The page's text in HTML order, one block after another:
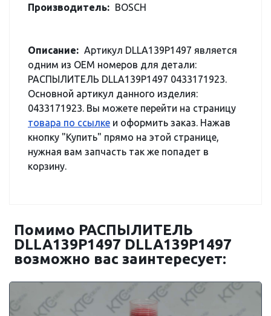
Производитель: BOSCH
Описание: Артикул DLLA139P1497 является
одним из OEM номеров для детали:
РАСПЫЛИТЕЛЬ DLLA139P1497 0433171923.
Основной артикул данного изделия:
0433171923. Вы можете перейти на страницу
товара по ссылке и оформить заказ. Нажав
кнопку "Купить" прямо на этой странице,
нужная вам запчасть так же попадет в
корзину.
Помимо РАСПЫЛИТЕЛЬ
DLLA139P1497 DLLA139P1497
возможно вас заинтересует: